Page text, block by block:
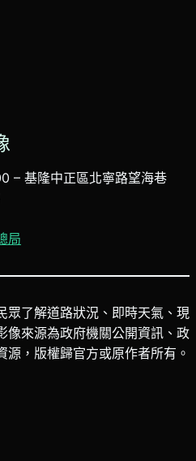
– 基隆中正區北寧路望海巷
局
眾了解道路狀況、即時天氣、現
像來源為政府機關公開資訊、政
，版權歸官方或原作者所有。